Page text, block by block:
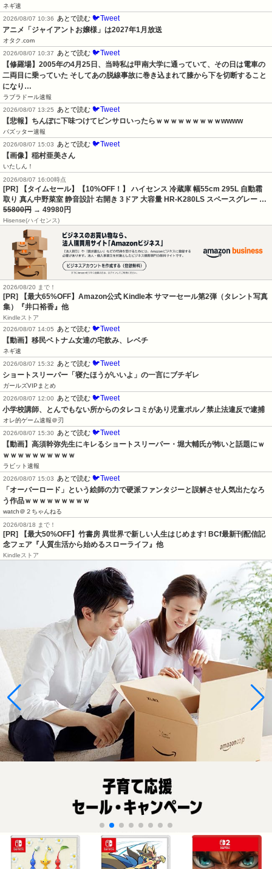
ネギ速
2026/08/07 10:36
あとで読む 🐦Tweet
アニメ「ジャイアントお嬢様」は2027年1月放送
オタク.com
2026/08/07 10:37
あとで読む 🐦Tweet
【修羅場】2005年の4月25日、当時私は甲南大学に通っていて、その日は電車の
二両目に乗っていた そしてあの脱線事故に巻き込まれて膝から下を切断すること
になり…
ラブラドール速報
2026/08/07 13:25
あとで読む 🐦Tweet
【悲報】ちんぽに下味つけてピンサロいったらｗｗｗｗｗｗｗｗｗwwww
バズッター速報
2026/08/07 15:03
あとで読む 🐦Tweet
【画像】稲村亜美さん
いたしん！
2026/08/07 16:00時点
[PR] 【タイムセール】【10%OFF！】 ハイセンス 冷蔵庫 幅55cm 295L 自動霜
取り 真ん中野菜室 静音設計 右開き 3ドア 大容量 HR-K280LS スペースグレー …
55800円 → 49980円
Hisense(ハイセンス)
2026/08/20 まで！
[PR]
【最大65%OFF】Amazon公式 Kindle本 サマーセール第2弾（タレント写真
集）『井口裕香』他
Kindleストア
2026/08/07 14:05
あとで読む 🐦Tweet
【動画】移民ベトナム女達の宅飲み、レベチ
ネギ速
2026/08/07 15:32
あとで読む 🐦Tweet
ショートスリーパー「寝たほうがいいよ」の一言にブチギレ
ガールズVIPまとめ
2026/08/07 12:00
あとで読む 🐦Tweet
小学校講師、とんでもない所からのタレコミがあり児童ポルノ禁止法違反で逮捕
オレ的ゲーム速報＠刃
2026/08/07 15:30
あとで読む 🐦Tweet
【動画】高須幹弥先生にキレるショートスリーパー・堀大輔氏が怖いと話題にｗ
ｗｗｗｗｗｗｗｗｗｗ
ラビット速報
2026/08/07 15:03
あとで読む 🐦Tweet
「オーバーロード」という絵師の力で硬派ファンタジーと誤解させ人気出たなろ
う作品ｗｗｗｗｗｗｗｗｗ
watch＠２ちゃんねる
2026/08/18 まで！
[PR] 【最大50%OFF】竹書房 異世界で新しい人生はじめます! BCf最新刊配信記
念フェア『人質生活から始めるスローライフ』他
Kindleストア